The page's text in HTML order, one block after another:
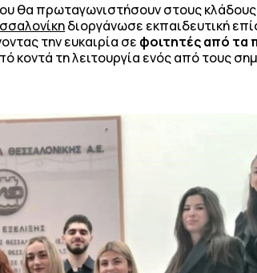
θα πρωταγωνιστήσουν στους κλάδους
διοργάνωσε εκπαιδευτική
την ευκαιρία σε φοιτητές από τα
κοντά τη λειτουργία ενός από τους